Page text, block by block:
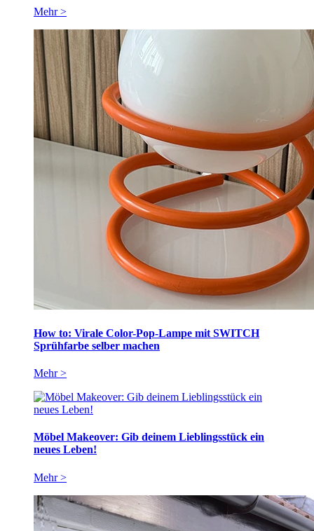
Mehr >
How to: Virale Color-Pop-Lampe mit SWITCH
Sprühfarbe selber machen
Mehr >
Möbel Makeover: Gib deinem Lieblingsstück ein
neues Leben!
Mehr >